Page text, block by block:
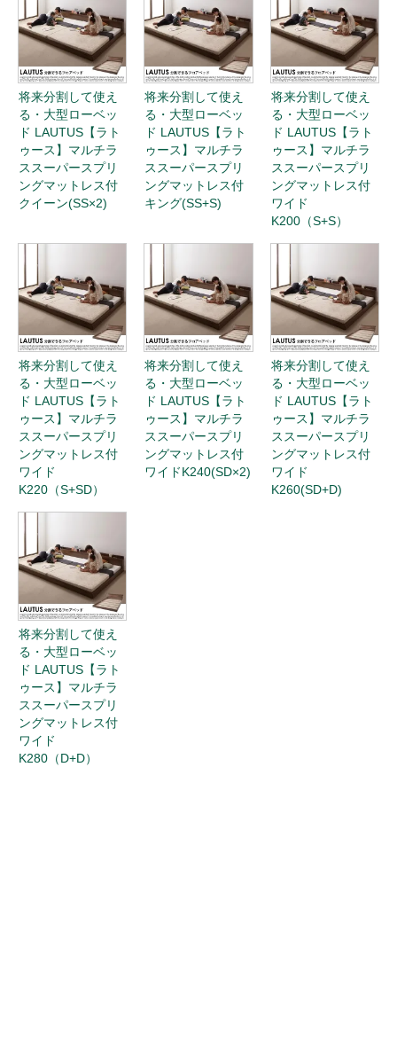
将来分割して使え
る・大型ローベッ
ド LAUTUS【ラト
ゥース】マルチラ
ススーパースプリ
ングマットレス付
クイーン(SS×2)
将来分割して使え
る・大型ローベッ
ド LAUTUS【ラト
ゥース】マルチラ
ススーパースプリ
ングマットレス付
キング(SS+S)
将来分割して使え
る・大型ローベッ
ド LAUTUS【ラト
ゥース】マルチラ
ススーパースプリ
ングマットレス付
ワイド
K200（S+S）
将来分割して使え
る・大型ローベッ
ド LAUTUS【ラト
ゥース】マルチラ
ススーパースプリ
ングマットレス付
ワイド
K220（S+SD）
将来分割して使え
る・大型ローベッ
ド LAUTUS【ラト
ゥース】マルチラ
ススーパースプリ
ングマットレス付
ワイドK240(SD×2)
将来分割して使え
る・大型ローベッ
ド LAUTUS【ラト
ゥース】マルチラ
ススーパースプリ
ングマットレス付
ワイド
K260(SD+D)
将来分割して使え
る・大型ローベッ
ド LAUTUS【ラト
ゥース】マルチラ
ススーパースプリ
ングマットレス付
ワイド
K280（D+D）